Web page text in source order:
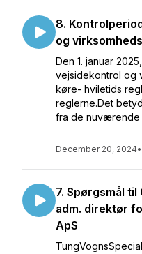
8.
og
Den 1. januar
vejsidekontrol og
køre- hviletids
reglerne.Det
fra de nuværende
December 20, 2024•
7. Spørgsmål
adm. direktør
ApS